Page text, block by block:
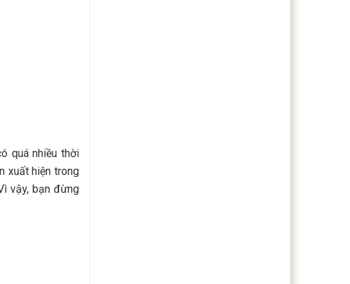
quá nhiều thời
xuất hiện trong
vậy, bạn đừng